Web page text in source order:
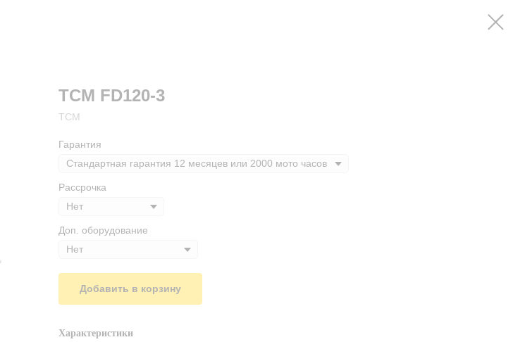
TCM FD120-3
ТСМ
Гарантия
Рассрочка
Доп. оборудование
Добавить в корзину
Характеристики